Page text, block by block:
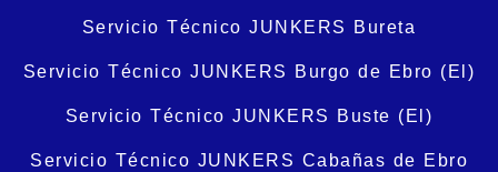
Servicio Técnico JUNKERS Bureta
Servicio Técnico JUNKERS Burgo de Ebro (El)
Servicio Técnico JUNKERS Buste (El)
Servicio Técnico JUNKERS Cabañas de Ebro